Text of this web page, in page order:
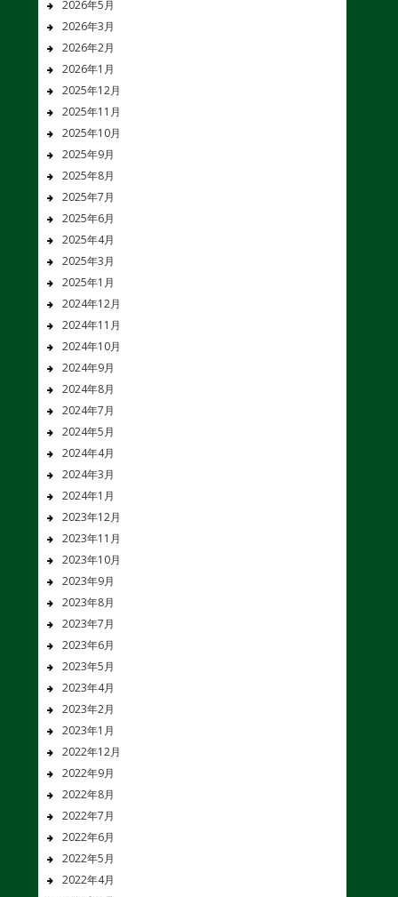
2026年5月
2026年3月
2026年2月
2026年1月
2025年12月
2025年11月
2025年10月
2025年9月
2025年8月
2025年7月
2025年6月
2025年4月
2025年3月
2025年1月
2024年12月
2024年11月
2024年10月
2024年9月
2024年8月
2024年7月
2024年5月
2024年4月
2024年3月
2024年1月
2023年12月
2023年11月
2023年10月
2023年9月
2023年8月
2023年7月
2023年6月
2023年5月
2023年4月
2023年2月
2023年1月
2022年12月
2022年9月
2022年8月
2022年7月
2022年6月
2022年5月
2022年4月